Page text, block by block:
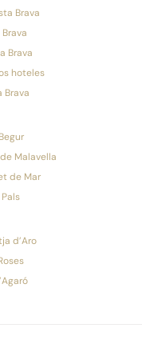
Brava
Brava
hoteles
Brava
Malavella
de Mar
d’Aro